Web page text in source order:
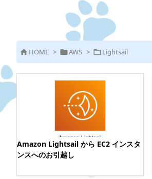
 HOME > AWS > Lightsail
Amazon Lightsail から EC2 インスタ
ンスへのお引越し